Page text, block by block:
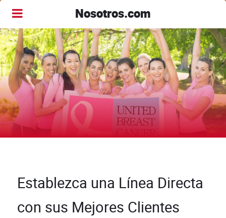
Nosotros.com
Establezca una Línea Directa
con sus Mejores Clientes